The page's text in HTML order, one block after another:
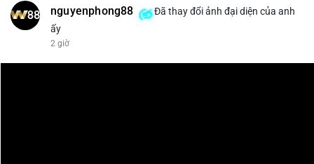
nguyenphong88
Đã thay đổi ảnh đại diện của anh
ấy
2 giờ